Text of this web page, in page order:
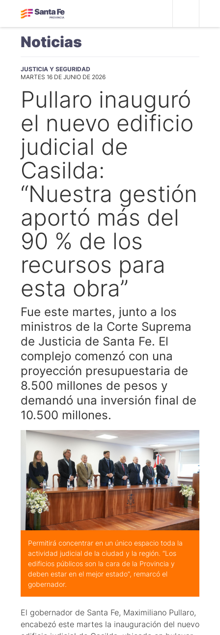
Noticias
JUSTICIA Y SEGURIDAD
MARTES 16 DE JUNIO DE 2026
Pullaro inauguró
el nuevo edificio
judicial de
Casilda:
“Nuestra gestión
aportó más del
90 % de los
recursos para
esta obra”
Fue este martes, junto a los
ministros de la Corte Suprema
de Justicia de Santa Fe. El
complejo comenzó con una
proyección presupuestaria de
8.500 millones de pesos y
demandó una inversión final de
10.500 millones.
Permitirá concentrar en un único espacio toda la
actividad judicial de la ciudad y la región. “Los
edificios públicos son la cara de la Provincia y
deben estar en el mejor estado”, remarcó el
gobernador.
El gobernador de Santa Fe, Maximiliano Pullaro,
encabezó este martes la inauguración del nuevo